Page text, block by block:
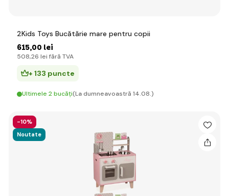
2Kids Toys Bucătărie mare pentru copii
615,00 lei
508,26 lei fără TVA
+ 133 puncte
Ultimele 2 bucăți(La dumneavoastră 14.08.)
-10%
Noutate